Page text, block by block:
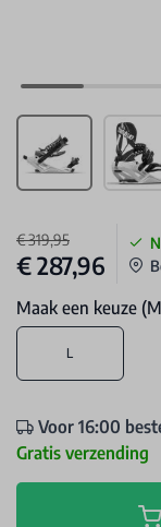
€ 319,95
€ 287,96
Maak een keuze
L
Voor 16:00
Gratis verzending